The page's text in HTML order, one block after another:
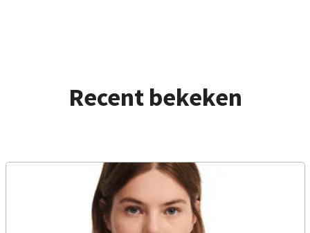
Recent bekeken